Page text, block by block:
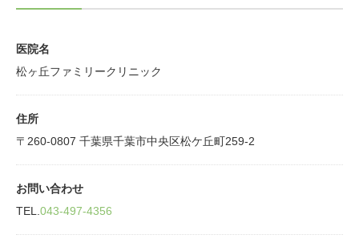
医院名
松ヶ丘ファミリークリニック
住所
〒260-0807 千葉県千葉市中央区松ケ丘町259-2
お問い合わせ
TEL. 043-497-4356